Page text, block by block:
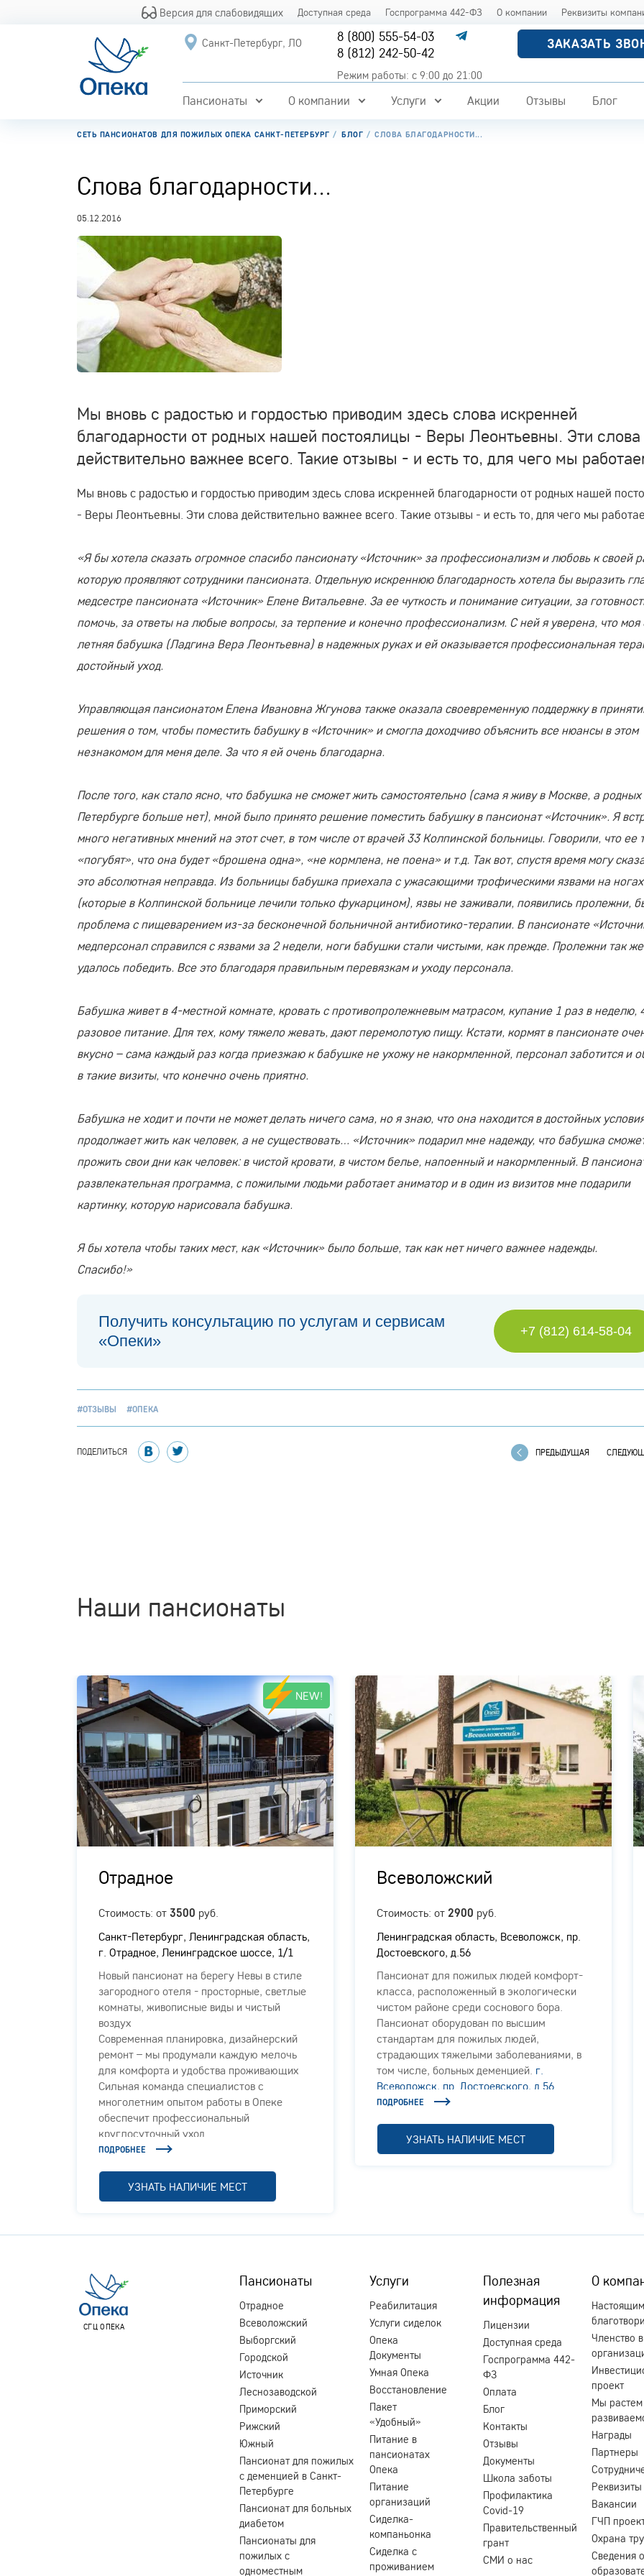
Версия для слабовидящих Доступная среда Госпрограмма 442-ФЗ О компании Реквизиты
Санкт-Петербург, ЛО
8 (800) 555-54-03
8 (812) 242-50-42
Режим работы: с 9:00 до 21:00
ЗАКАЗАТЬ
Пансионаты О компании Услуги Акции Отзывы Блог
СЕТЬ ПАНСИОНАТОВ ДЛЯ ПОЖИЛЫХ ОПЕКА САНКТ-ПЕТЕРБУРГ БЛОГ СЛОВА БЛАГОДАРНОСТИ...
Слова благодарности...
05.12.2016
Мы вновь с радостью и гордостью приводим здесь слова искренней
благодарности от родных нашей постоялицы - Веры Леонтьевны. Эти слова
действительно важнее всего. Такие отзывы - и есть то, для чего мы
Мы вновь с радостью и гордостью приводим здесь слова искренней благодарности от родных нашей
- Веры Леонтьевны. Эти слова действительно важнее всего. Такие отзывы - и есть то, для чего мы
«Я бы хотела сказать огромное спасибо пансионату «Источник» за профессионализм и любовь к своей
которую проявляют сотрудники пансионата. Отдельную искреннюю благодарность хотела бы выразить
медсестре пансионата «Источник» Елене Витальевне. За ее чуткость и понимание ситуации, за
помочь, за ответы на любые вопросы, за терпение и конечно профессионализм. С ней я уверена, что моя
летняя бабушка (Ладгина Вера Леонтьевна) в надежных руках и ей оказывается профессиональная
достойный уход.
Управляющая пансионатом Елена Ивановна Жгунова также оказала своевременную поддержку в
решения о том, чтобы поместить бабушку в «Источник» и смогла доходчиво объяснить все нюансы в этом
незнакомом для меня деле. За что я ей очень благодарна.
После того, как стало ясно, что бабушка не сможет жить самостоятельно (сама я живу в Москве, а родных
Петербурге больше нет), мной было принято решение поместить бабушку в пансионат «Источник». Я
много негативных мнений на этот счет, в том числе от врачей 33 Колпинской больницы. Говорили, что ее
«погубят», что она будет «брошена одна», «не кормлена, не поена» и т.д. Так вот, спустя время могу
это абсолютная неправда. Из больницы бабушка приехала с ужасающими трофическими язвами на ногах
(которые в Колпинской больнице лечили только фукарцином), язвы не заживали, появились пролежни,
проблема с пищеварением из-за бесконечной больничной антибиотико-терапии. В пансионате
медперсонал справился с язвами за 2 недели, ноги бабушки стали чистыми, как прежде. Пролежни так же
удалось победить. Все это благодаря правильным перевязкам и уходу персонала.
Бабушка живет в 4-местной комнате, кровать с противопролежневым матрасом, купание 1 раз в неделю,
разовое питание. Для тех, кому тяжело жевать, дают перемолотую пищу. Кстати, кормят в пансионате
вкусно – сама каждый раз когда приезжаю к бабушке не ухожу не накормленной, персонал заботится и
в такие визиты, что конечно очень приятно.
Бабушка не ходит и почти не может делать ничего сама, но я знаю, что она находится в достойных
продолжает жить как человек, а не существовать… «Источник» подарил мне надежду, что бабушка
прожить свои дни как человек: в чистой кровати, в чистом белье, напоенный и накормленный. В
развлекательная программа, с пожилыми людьми работает аниматор и в один из визитов мне подарили
картинку, которую нарисовала бабушка.
Я бы хотела чтобы таких мест, как «Источник» было больше, так как нет ничего важнее надежды.
Спасибо!»
Получить консультацию по услугам и сервисам
«Опеки»
+7 (812) 614-58-04
#ОТЗЫВЫ #ОПЕКА
ПОДЕЛИТЬСЯ ПРЕДЫДУЩАЯ
Наши пансионаты
NEW!
Отрадное
Стоимость: от 3500 руб.
Санкт-Петербург, Ленинградская область,
г. Отрадное, Ленинградское шоссе, 1/1
Новый пансионат на берегу Невы в стиле
загородного отеля - просторные, светлые
комнаты, живописные виды и чистый
воздух
Современная планировка, дизайнерский
ремонт – мы продумали каждую мелочь
для комфорта и удобства проживающих
Сильная команда специалистов с
многолетним опытом работы в Опеке
обеспечит профессиональный
круглосуточный уход
ПОДРОБНЕЕ
УЗНАТЬ НАЛИЧИЕ МЕСТ
Всеволожский
Стоимость: от 2900 руб.
Ленинградская область, Всеволожск, пр.
Достоевского, д.56
Пансионат для пожилых людей комфорт-
класса, расположенный в экологически
чистом районе среди соснового бора.
Пансионат оборудован по высшим
стандартам для пожилых людей,
страдающих тяжелыми заболеваниями, в
том числе, больных деменцией. г.
Всеволожск, пр. Достоевского, д.56
ПОДРОБНЕЕ
УЗНАТЬ НАЛИЧИЕ МЕСТ
СГЦ ОПЕКА
Пансионаты
Отрадное
Всеволожский
Выборгский
Городской
Источник
Леснозаводской
Приморский
Рижский
Южный
Пансионат для пожилых
с деменцией в Санкт-
Петербурге
Пансионат для больных
диабетом
Пансионаты для
пожилых с
одноместным
Услуги
Реабилитация
Услуги сиделок
Опека
Документы
Умная Опека
Восстановление
Пакет
«Удобный»
Питание в
пансионатах
Опека
Питание
организаций
Сиделка-
компаньонка
Сиделка с
проживанием
Полезная
информация
Лицензии
Доступная среда
Госпрограмма 442-
ФЗ
Оплата
Блог
Контакты
Отзывы
Документы
Школа заботы
Профилактика
Covid-19
Правительственный
грант
СМИ о нас
О
Настоящим
Членство в
проект
Мы
Награды
Партнеры
Вакансии
ГЧП
Охрана
Сведения